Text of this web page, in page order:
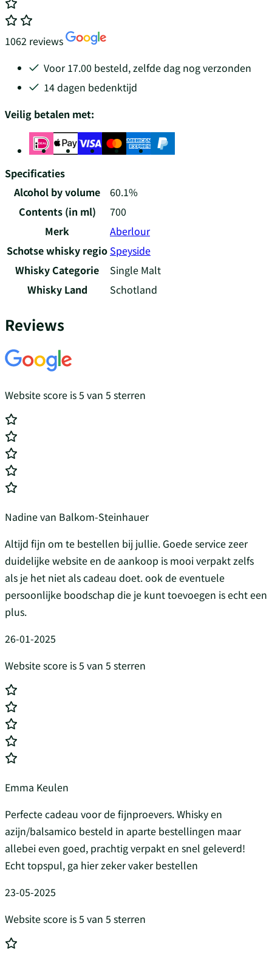
1062 reviews
Voor 17.00 besteld, zelfde dag nog verzonden
14 dagen bedenktijd
Veilig betalen met:
Specificaties
Alcohol by volume
60.1%
Contents (in ml)
700
Merk
Aberlour
Schotse whisky regio Speyside
Whisky Categorie
Single Malt
Whisky Land
Schotland
Reviews
Website score is 5 van 5 sterren
Nadine van Balkom-Steinhauer
Altijd fijn om te bestellen bij jullie. Goede service zeer
duidelijke website en de aankoop is mooi verpakt zelfs
als je het niet als cadeau doet. ook de eventuele
persoonlijke boodschap die je kunt toevoegen is echt een
plus.
26-01-2025
Website score is 5 van 5 sterren
Emma Keulen
Perfecte cadeau voor de fijnproevers. Whisky en
azijn/balsamico besteld in aparte bestellingen maar
allebei even goed, prachtig verpakt en snel geleverd!
Echt topspul, ga hier zeker vaker bestellen
23-05-2025
Website score is 5 van 5 sterren